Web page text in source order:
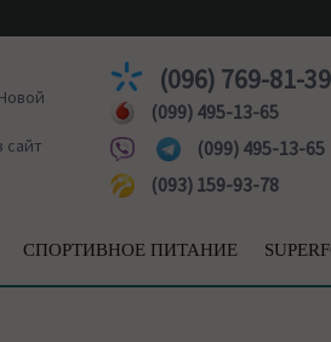
сайт
(096) 769-81-39
(099) 495-13-65
(099) 495-13-65
(093) 159-93-78
СПОРТИВНОЕ ПИТАНИЕ